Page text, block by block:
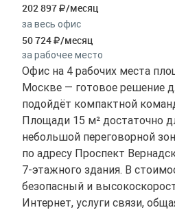
202 897 /месяц
за весь офис
50 724 /месяц
за рабочее место
Офис на 4 рабочих места
Москве — готовое решение
подойдёт компактной
Площади 15 м² достаточно
небольшой переговорной
по адресу Проспект
7-этажного здания. В
безопасный и
Интернет, услуги связи,